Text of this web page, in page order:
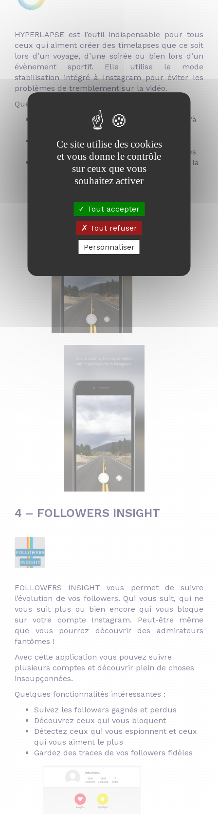
HYPERLAPSE est l’outil indispensable pour tous
ceux qui aiment créer des timelapses que ce soit
lors d’un voyage, d’une soirée ou bien lors d’un
évènement sportif. Elle utilise le mode
stabilisation intégré à Instagram pour éviter les
problèmes de tremblement sur la vidéo.
Quelques fonctionnalités intéressantes :
Augmentez la vitesse du timelapse jusqu’à
Partagez vos vidéos instantanément sur
Instagram et Facebook ou sauvegardez-les
Un simple bouton pour un accès direct à la
prise de vue
4 – FOLLOWERS INSIGHT
FOLLOWERS INSIGHT vous permet de suivre
l’évolution de vos followers. Qui vous suit, qui ne
vous suit plus ou bien encore qui vous bloque
sur votre compte Instagram. Peut-être même
que vous pourrez découvrir des admirateurs
fantômes !
Avec cette application vous pouvez suivre
plusieurs comptes et découvrir plein de choses
insoupçonnées.
Quelques fonctionnalités intéressantes :
Suivez les followers gagnés et perdus
Découvrez ceux qui vous bloquent
Détectez ceux qui vous espionnent et ceux
qui vous aiment le plus
Gardez des traces de vos followers fidèles
Ce site utilise des cookies
et vous donne le contrôle
sur ceux que vous
souhaitez activer
Tout accepter
Tout refuser
Personnaliser